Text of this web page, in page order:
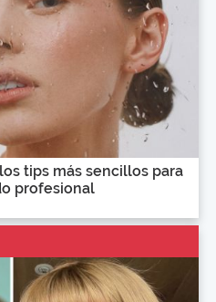
tips más sencillos para
profesional